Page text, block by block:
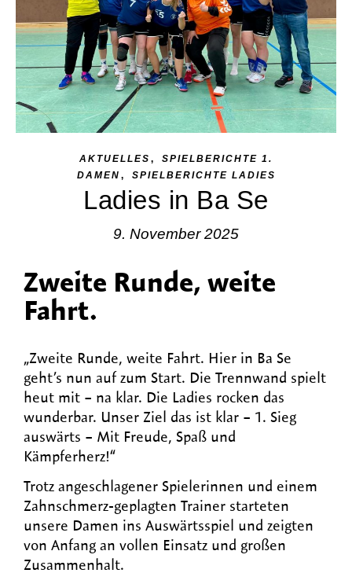
AKTUELLES ,
SPIELBERICHTE 1.
DAMEN , SPIELBERICHTE LADIES
Ladies in Ba Se
9. November 2025
Zweite Runde, weite
Fahrt.
„Zweite Runde, weite Fahrt. Hier in Ba Se
geht’s nun auf zum Start. Die Trennwand spielt
heut mit – na klar. Die Ladies rocken das
wunderbar. Unser Ziel das ist klar – 1. Sieg
auswärts – Mit Freude, Spaß und
Kämpferherz!“
Trotz angeschlagener Spielerinnen und einem
Zahnschmerz-geplagten Trainer starteten
unsere Damen ins Auswärtsspiel und zeigten
von Anfang an vollen Einsatz und großen
Zusammenhalt.